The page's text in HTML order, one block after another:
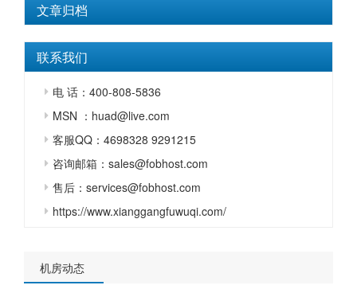
文章归档
联系我们
电 话：400-808-5836
MSN ：huad@live.com
客服QQ：4698328 9291215
咨询邮箱：sales@fobhost.com
售后：services@fobhost.com
https://www.xianggangfuwuqi.com/
机房动态